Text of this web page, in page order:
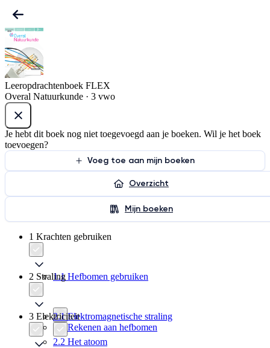
Leeropdrachtenboek FLEX
Overal Natuurkunde · 3 vwo
Je hebt dit boek nog niet toegevoegd aan je boeken. Wil je het boek
toevoegen?
Voeg toe aan mijn boeken
Overzicht
Mijn boeken
1 Krachten gebruiken
1.1 Hefbomen gebruiken
1.2 Rekenen aan hefbomen
2 Straling
2.1 Elektromagnetische straling
2.2 Het atoom
3 Elektriciteit